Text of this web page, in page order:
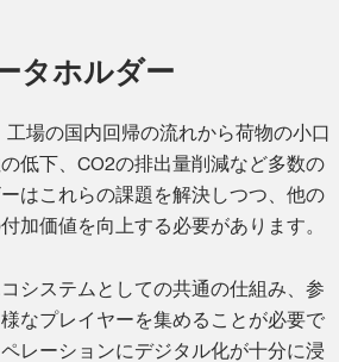
タホルダー
場の国内回帰の流れから荷物の小口
低下、CO2の排出量削減など多数の
はこれらの課題を解決しつつ、他の
加価値を向上する必要があります。
システムとしての共通の仕組み、参
なプレイヤーを集めることが必要で
レーションにデジタル化が十分に浸